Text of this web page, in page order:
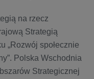
na rzecz
Strategią
„Rozwój społecznie
Polska Wschodnia
Strategicznej